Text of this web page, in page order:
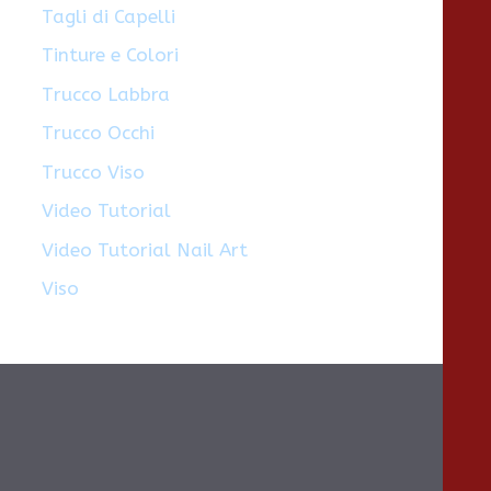
Tagli di Capelli
Tinture e Colori
Trucco Labbra
Trucco Occhi
Trucco Viso
Video Tutorial
Video Tutorial Nail Art
Viso